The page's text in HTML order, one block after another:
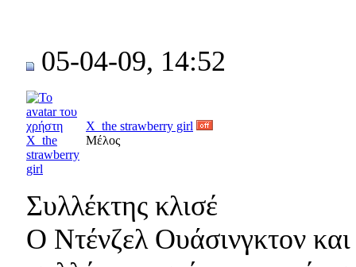
05-04-09, 14:52
X_the strawberry girl
Μέλος
Συλλέκτης κλισέ
Ο Ντένζελ Ουάσινγκτον και